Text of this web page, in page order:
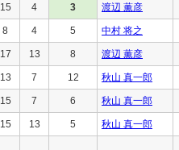
15 4 3 渡辺 薫彦
8 4 5 中村 将之
17 13 8 渡辺 薫彦
13 7 12 秋山 真一郎
15 7 6 秋山 真一郎
15 13 5 秋山 真一郎